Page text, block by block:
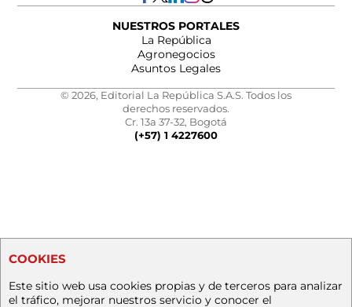
NUESTROS PORTALES
La República
Agronegocios
Asuntos Legales
© 2026, Editorial La República S.A.S. Todos los
derechos reservados.
Cr. 13a 37-32, Bogotá
(+57) 1 4227600
COOKIES
Este sitio web usa cookies propias y de terceros para analizar
el tráfico, mejorar nuestros servicio y conocer el